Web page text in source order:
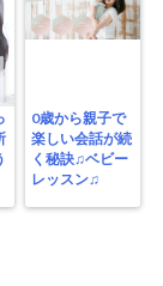
0歳から親子で
楽しい会話が続
く秘訣♫ベビー
レッスン♫